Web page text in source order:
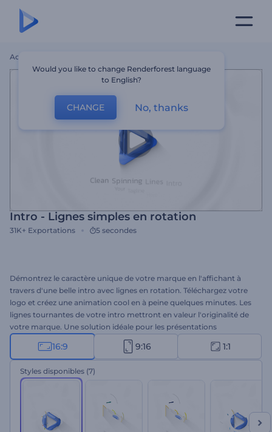
Accueil
Intro - Lignes simples en rotation
31K+ Exportations 5 secondes
Démontrez le caractère unique de votre marque en l'affichant à
travers d'une belle intro avec lignes en rotation. Téléchargez votre
logo et créez une animation cool en à peine quelques minutes. Les
lignes tournantes de votre intro mettront en valeur l'originalité de
votre marque. Une solution idéale pour les présentations
d'entreprise, les ouvertures de présentations, les publicités
télévisées, et bien plus encore. À vous d'essayer !
16:9 9:16 1:1
Styles disponibles (7)
Would you like to change Renderforest language
to English?
CHANGE No, thanks